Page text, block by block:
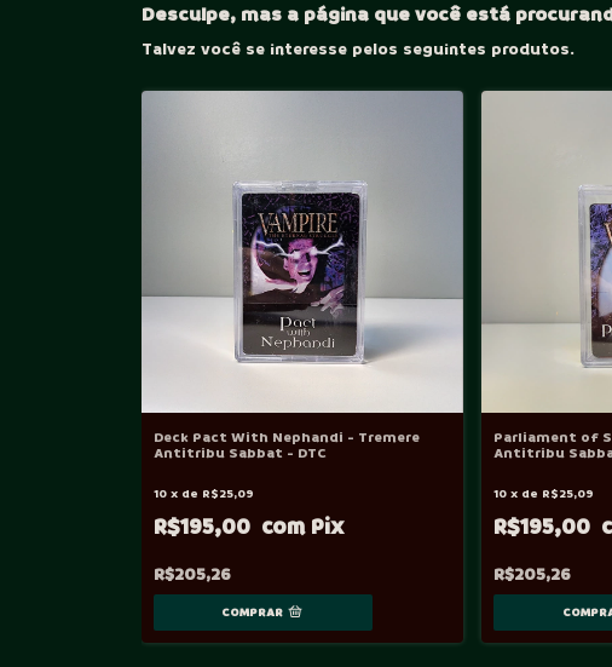
Desculpe, mas a página que você está
Talvez você se interesse pelos seguintes produtos.
Deck Pact With Nephandi - Tremere
Antitribu Sabbat - DTC
R$205,26
R$195,00
10 x de R$25,09
Parliament of
Antitribu
R$205,26
R$195,00
10 x de R$25,09